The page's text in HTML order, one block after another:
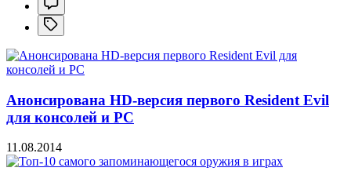
Анонсирована HD-версия первого Resident Evil
для консолей и PC
11.08.2014